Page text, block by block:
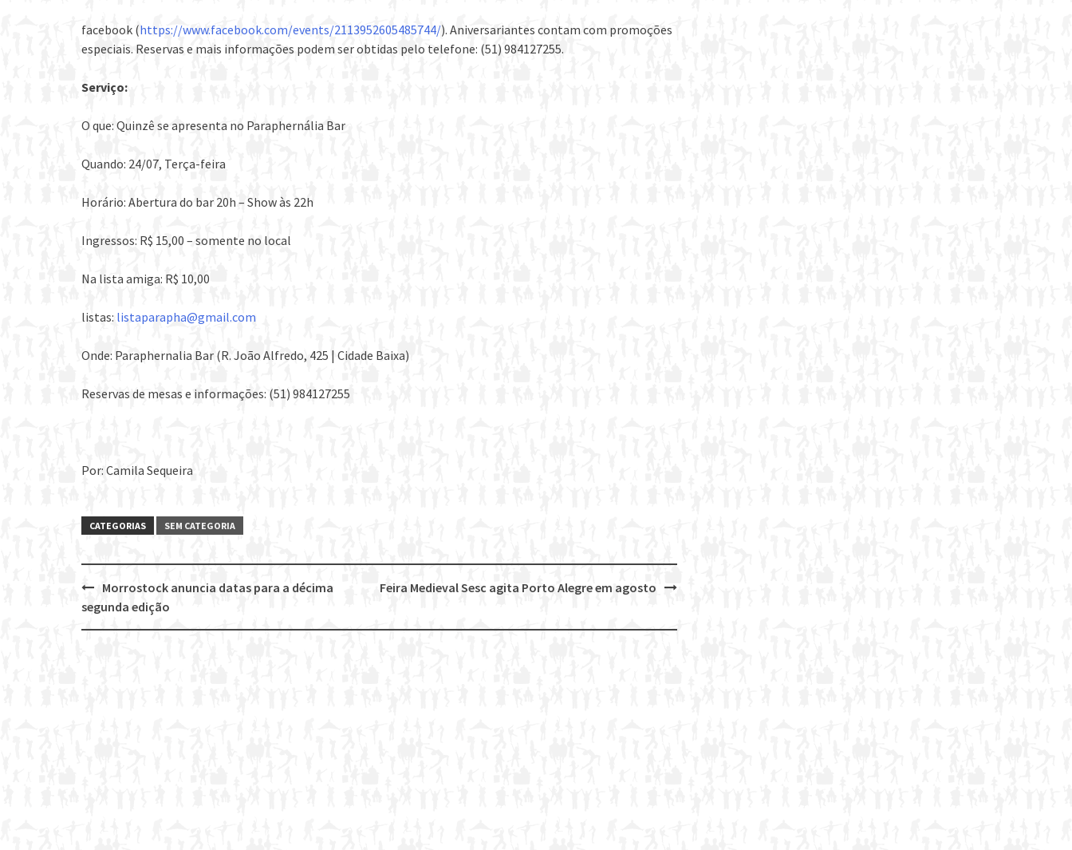
facebook (https://www.facebook.com/events/2113952605485744/). Aniversariantes contam com promoções
especiais. Reservas e mais informações podem ser obtidas pelo telefone: (51) 984127255.
Serviço:
O que: Quinzê se apresenta no Paraphernália Bar
Quando: 24/07, Terça-feira
Horário: Abertura do bar 20h – Show às 22h
Ingressos: R$ 15,00 – somente no local
Na lista amiga: R$ 10,00
listas: listaparapha@gmail.com
Onde: Paraphernalia Bar (R. João Alfredo, 425 | Cidade Baixa)
Reservas de mesas e informações: (51) 984127255
Por: Camila Sequeira
CATEGORIAS SEM CATEGORIA
Post
navigation
Feira Medieval Sesc agita Porto Alegre em agosto
Morrostock anuncia datas para a décima
segunda edição